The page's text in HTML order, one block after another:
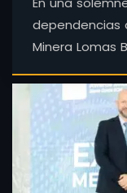
dependencias
Minera Lomas